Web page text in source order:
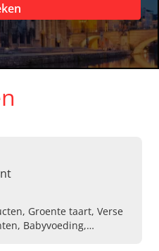
Groente taart, Verse
Babyvoeding,